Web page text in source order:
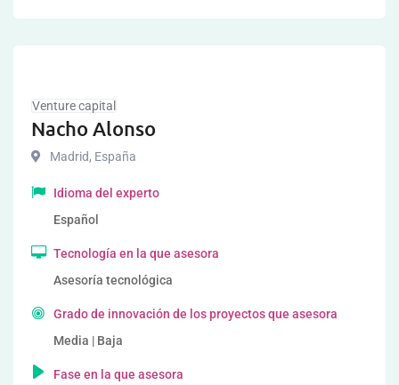
Venture capital
Nacho Alonso
Madrid, España
Idioma del experto
Español
Tecnología en la que asesora
Asesoría tecnológica
Grado de innovación de los proyectos que asesora
Media | Baja
Fase en la que asesora